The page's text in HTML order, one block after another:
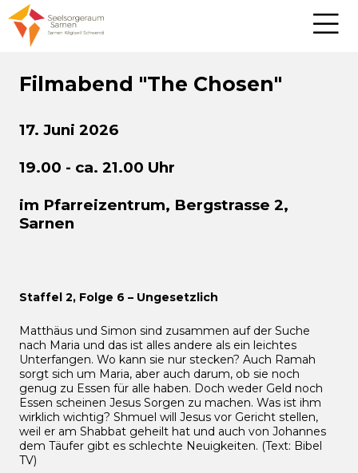
Filmabend "The Chosen"
17. Juni 2026
19.00 - ca. 21.00 Uhr
im Pfarreizentrum, Bergstrasse 2,
Sarnen
Staffel 2, Folge 6 – Ungesetzlich
Matthäus und Simon sind zusammen auf der Suche
nach Maria und das ist alles andere als ein leichtes
Unterfangen. Wo kann sie nur stecken? Auch Ramah
sorgt sich um Maria, aber auch darum, ob sie noch
genug zu Essen für alle haben. Doch weder Geld noch
Essen scheinen Jesus Sorgen zu machen. Was ist ihm
wirklich wichtig? Shmuel will Jesus vor Gericht stellen,
weil er am Shabbat geheilt hat und auch von Johannes
dem Täufer gibt es schlechte Neuigkeiten. (Text: Bibel
TV)